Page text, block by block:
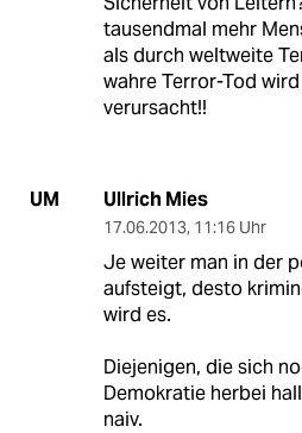
tausendmal mehr
als durch weltweite
wahre Terror-Tod
verursacht!!
UM Ullrich Mies
17.06.2013, 11:16 Uhr
Je weiter man in der
aufsteigt, desto
wird es.
Diejenigen, die sich
Demokratie herbei
naiv.